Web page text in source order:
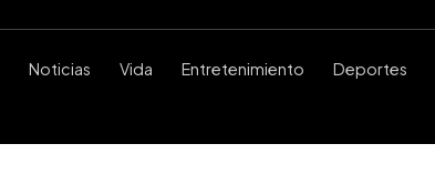
Noticias Vida Entretenimiento Deportes